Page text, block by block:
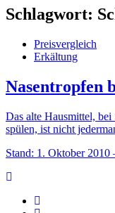
Schlagwort:
Preisvergleich
Erkältung
Nasentropfen
Das alte Hausmittel,
spülen, ist nicht
Stand: 1. Oktober 2010